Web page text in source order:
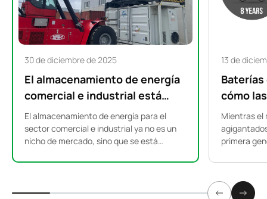
30 de diciembre de 2025
El almacenamiento de energía
comercial e industrial está
experimentando un auge
mundial: por qué los sistemas
de 500 kW a 2 MWh se están
convirtiendo en el nuevo
El almacenamiento de energía para el
sector comercial e industrial ya no es un
nicho de mercado, sino que se está
suministro eléctrico industrial a nivel
a 2 MWh están ganando tanta popularidad
13 de
Baterías
cómo
la
Mientras el
primera